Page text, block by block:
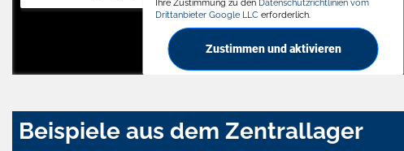
Drittanbieter Google LLC erforderlich.
Zustimmen und aktivieren
Beispiele aus dem Zentrallager